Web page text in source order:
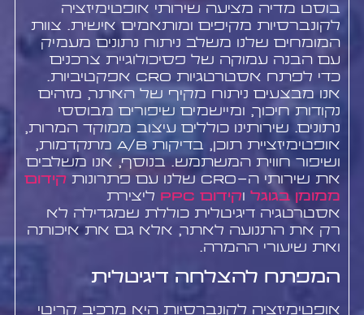
בוסט מדיה מציעה שירותי אופטימיזציה
לקונברסיות מקיפים ומותאמים אישית. צוות
המומחים שלנו משלב ניתוח נתונים מעמיק
עם הבנה עמוקה של פסיכולוגיית צרכנים
כדי לפתח אסטרטגיות CRO אפקטיביות.
אנו מבצעים ניתוח מקיף של האתר, מזהים
נקודות חיכוך, ומיישמים שיפורים מבוססי
נתונים. שירותינו כוללים עיצוב ממוקד המרות,
אופטימיזציית תוכן, בדיקות A/B מתקדמות,
ושיפור חווית המשתמש. בנוסף, אנו משלבים
את שירותי ה-CRO שלנו עם פתרונות
קידום
ממומן בגוגלוקידום PPC
ליצירת
אסטרטגיה דיגיטלית כוללת שמגדילה לא
רק את התנועה לאתר, אלא גם את איכותה
ואת שיעורי ההמרה.
המפתח להצלחה דיגיטלית
אופטימיזציה לקונברסיות היא מרכיב קריטי